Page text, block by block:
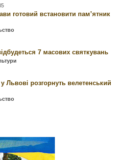
готовий встановити пам’ятник
7 масових святкувань
Львові розгорнуть велетенський